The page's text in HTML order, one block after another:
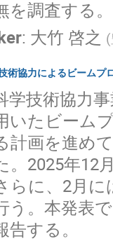
を調査する。
: 大竹 啓之 (
術協力によるビームプ
学技術協力
いたビーム
計画を進め
。2025年12
らに、2月
う。本発表
告する。